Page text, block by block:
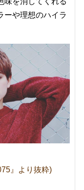
ーや理想のハイラ
』より抜粋)